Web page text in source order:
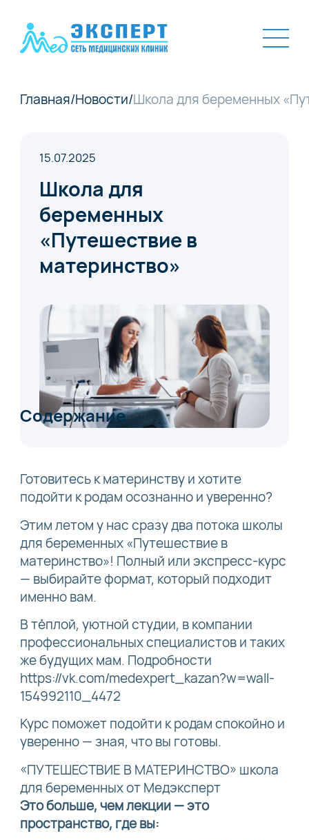
Главная/Новости/Школа для беременных
15.07.2025
Школа для
беременных
«Путешествие в
материнство»
Содержание
Готовитесь к материнству и хотите
подойти к родам осознанно и уверенно?
Этим летом у нас сразу два потока школы
для беременных «Путешествие в
материнство»! Полный или экспресс-курс
— выбирайте формат, который подходит
именно вам.
В тёплой, уютной студии, в компании
профессиональных специалистов и таких
же будущих мам. Подробности
https://vk.com/medexpert_kazan?w=wall-
154992110_4472
Курс поможет подойти к родам спокойно и
уверенно — зная, что вы готовы.
«ПУТЕШЕСТВИЕ В МАТЕРИНСТВО» школа
для беременных от Медэксперт
Это больше, чем лекции — это
пространство, где вы: